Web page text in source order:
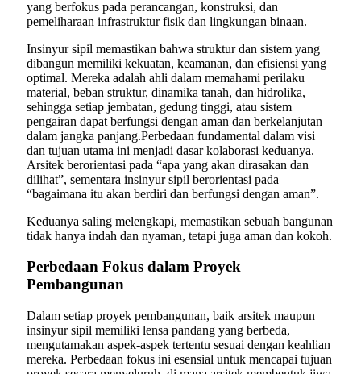
yang berfokus pada perancangan, konstruksi, dan
pemeliharaan infrastruktur fisik dan lingkungan binaan.
Insinyur sipil memastikan bahwa struktur dan sistem yang
dibangun memiliki kekuatan, keamanan, dan efisiensi yang
optimal. Mereka adalah ahli dalam memahami perilaku
material, beban struktur, dinamika tanah, dan hidrolika,
sehingga setiap jembatan, gedung tinggi, atau sistem
pengairan dapat berfungsi dengan aman dan berkelanjutan
dalam jangka panjang.Perbedaan fundamental dalam visi
dan tujuan utama ini menjadi dasar kolaborasi keduanya.
Arsitek berorientasi pada “apa yang akan dirasakan dan
dilihat”, sementara insinyur sipil berorientasi pada
“bagaimana itu akan berdiri dan berfungsi dengan aman”.
Keduanya saling melengkapi, memastikan sebuah bangunan
tidak hanya indah dan nyaman, tetapi juga aman dan kokoh.
Perbedaan Fokus dalam Proyek
Pembangunan
Dalam setiap proyek pembangunan, baik arsitek maupun
insinyur sipil memiliki lensa pandang yang berbeda,
mengutamakan aspek-aspek tertentu sesuai dengan keahlian
mereka. Perbedaan fokus ini esensial untuk mencapai tujuan